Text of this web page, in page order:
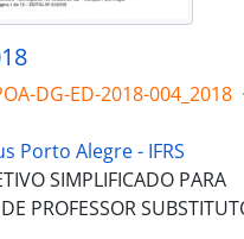
DG-ED-2018-004_2018 ·
Porto Alegre - IFRS
SIMPLIFICADO PARA
PROFESSOR